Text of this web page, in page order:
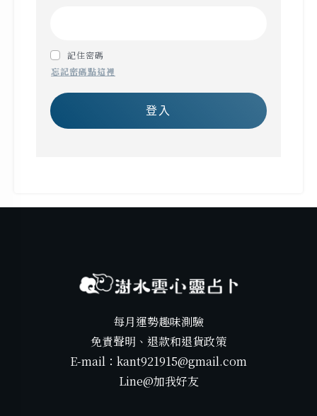
記住密碼
忘記密碼點這裡
登入
每月運勢趣味測驗
免責聲明、退款和退貨政策
E-mail：kant921915@gmail.com
Line@加我好友